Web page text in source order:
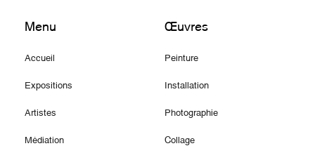
Menu
Accueil
Expositions
Artistes
Médiation
Œuvres
Peinture
Installation
Photographie
Collage